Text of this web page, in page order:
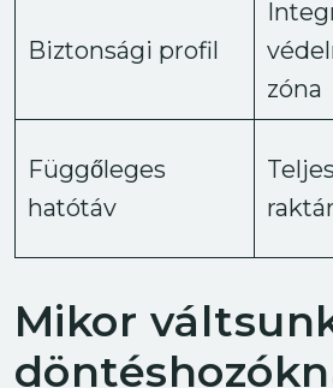
Biztonsági profil
zóna
Függőleges
hatótáv
Teljes
Mikor